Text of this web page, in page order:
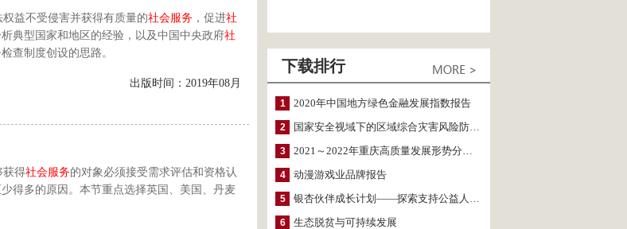
权益不受侵害并获得有质量的社会服务 ，促进社
典型国家和地区的经验，以及中国中央政府社
查制度创设的思路。
出版时间：2019年08月
获得社会服务的对象必须接受需求评估和资格认
得多的原因。本节重点选择英国、美国、丹麦
下载排行
1 2020年中国地方绿色金融发展指数报告
2 国家安全视域下的区域综合灾害风险防范与风险融资战略思考
3 2021～2022年重庆高质量发展形势分析与预测
4 动漫游戏业品牌报告
5 银杏伙伴成长计划——探索支持公益人才的路径
6 生态脱贫与可持续发展